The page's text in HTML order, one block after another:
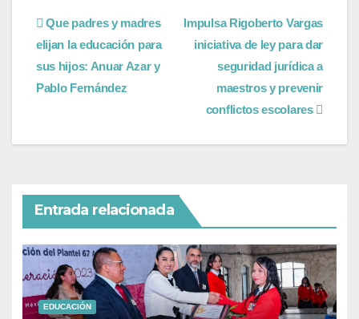
Impulsa Rigoberto Vargas
iniciativa de ley para dar
seguridad jurídica a
maestros y prevenir
conflictos escolares
Que padres y madres
elijan la educación para
sus hijos: Anuar Azar y
Pablo Fernández
Entrada relacionada
EDUCACIÓN